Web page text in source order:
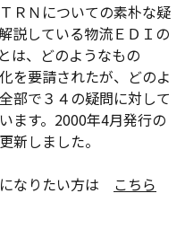
ＲＮについての素朴な疑
説している物流ＥＤＩの
は、どのようなもの
を要請されたが、どのよ
部で３４の疑問に対して
ます。2000年4月発行の
新しました。
なりたい方は こちら